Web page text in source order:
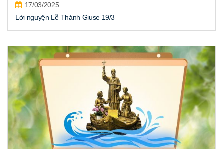
17/03/2025
Lời nguyện Lễ Thánh Giuse 19/3